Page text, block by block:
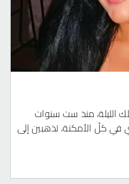
الليلة، منذ ست سنوات
في كلّ الأمكنة، تذهبين إلى
أيا وجعي، حلّقي معي